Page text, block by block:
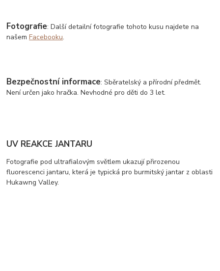
Fotografie: Další detailní fotografie tohoto kusu najdete na
našemFacebooku.
Bezpečnostní informace: Sběratelský a přírodní předmět.
Není určen jako hračka. Nevhodné pro děti do 3 let.
UV REAKCE JANTARU
Fotografie pod ultrafialovým světlem ukazují přirozenou
fluorescenci jantaru, která je typická pro burmitský jantar z oblasti
Hukawng Valley.